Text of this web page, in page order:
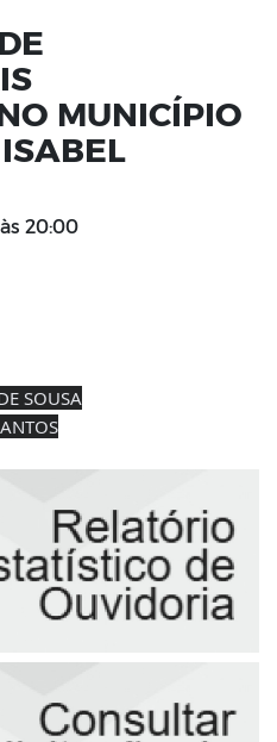
MUNICÍPIO
20:00
SOUSA